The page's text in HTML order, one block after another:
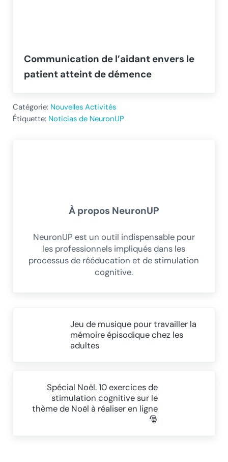
Communication de l’aidant envers le
patient atteint de démence
Catégorie: Nouvelles Activités
Étiquette: Noticias de NeuronUP
À propos NeuronUP
NeuronUP est un outil indispensable pour
les professionnels impliqués dans les
processus de rééducation et de stimulation
cognitive.
Jeu de musique pour travailler la
mémoire épisodique chez les
adultes
Spécial Noël. 10 exercices de
stimulation cognitive sur le
thème de Noël à réaliser en ligne
🎅